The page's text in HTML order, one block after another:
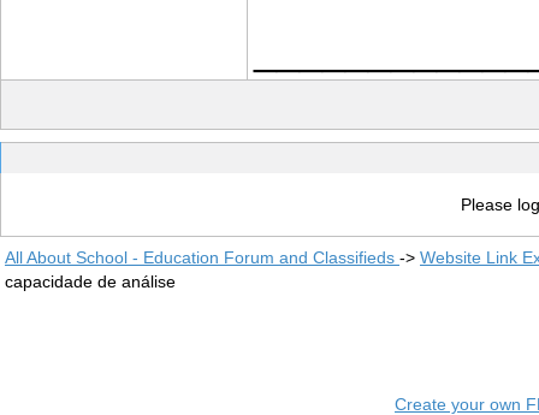
Please
All About School - Education Forum and Classifieds -> Website Link
capacidade de análise
Create your own